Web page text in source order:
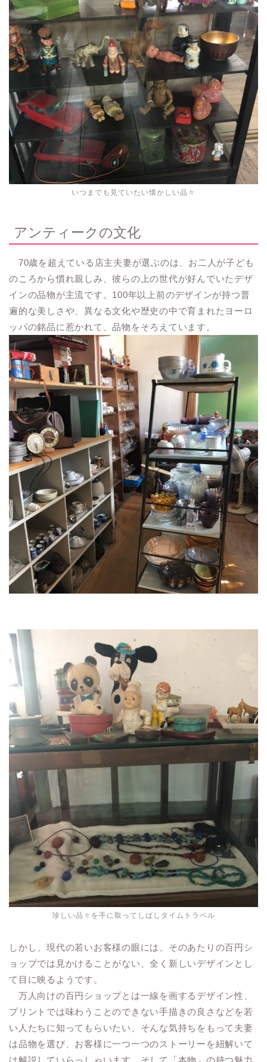
いつまでも見ていたい懐かしい品々
アンティークの文化
70歳を超えている店主夫妻が選ぶのは、お二人が子ども
のころから慣れ親しみ、彼らの上の世代が好んでいたデザ
インの品物が主流です。100年以上前のデザインが持つ普
遍的な美しさや、異なる文化や歴史の中で育まれたヨーロ
ッパの銘品に惹かれて、品物をそろえています。
珍しい品々を手に取ってしばしタイムトラベル
しかし、現代の若いお客様の眼には、そのあたりの百円シ
ョップでは見かけることがない、全く新しいデザインとし
て目に映るようです。
万人向けの百円ショップとは一線を画するデザイン性、
プリントでは味わうことのできない手描きの良さなどを若
い人たちに知ってもらいたい、そんな気持ちをもって夫妻
は品物を選び、お客様に一つ一つのストーリーを紐解いて
は解説していらっしゃいます。そして「本物」の持つ魅力